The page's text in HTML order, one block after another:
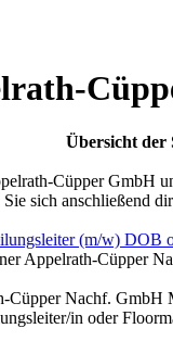
Übersicht der
Cüpper GmbH
Sie sich anschließend
(m/w) DOB
Appelrath-Cüpper
Nachf. GmbH
in oder